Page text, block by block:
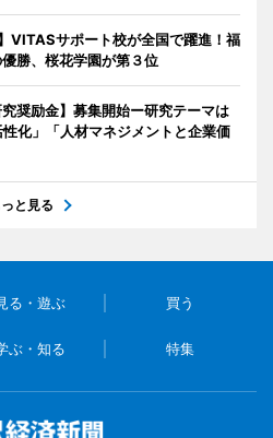
VITASサポート校が全国で躍進！福
勝、桜花学園が第３位
究奨励金】募集開始ー研究テーマは
性化」「人材マネジメントと企業価
っと見る
る・遊ぶ 買う
ぶ・知る 特集